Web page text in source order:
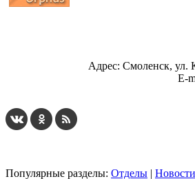
Адрес: Смоленск, ул.
E-
Популярные разделы: Отделы | Новости